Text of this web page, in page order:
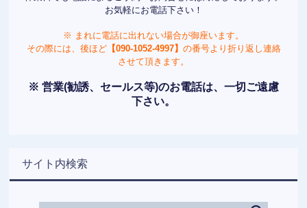
お気軽にお電話下さい！
※ まれに電話に出れない場合が御座います。
その際には、後ほど【090-1052-4997】 の番号より折り返し連絡
させて頂きます。
※ 営業(勧誘、セールス等)のお電話は、一切ご遠慮
下さい。
サイト内検索